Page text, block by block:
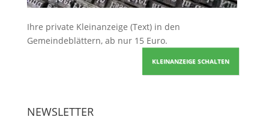
Ihre private Kleinanzeige (Text) in den
Gemeindeblättern, ab nur 15 Euro.
KLEINANZEIGE SCHALTEN
NEWSLETTER